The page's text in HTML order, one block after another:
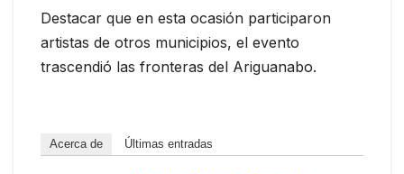
Destacar que en esta ocasión participaron
artistas de otros municipios, el evento
trascendió las fronteras del Ariguanabo.
Acerca de Últimas entradas